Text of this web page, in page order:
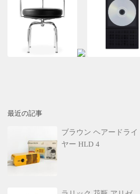
最近の記事
ブラウン ヘアードライ
ヤー HLD 4